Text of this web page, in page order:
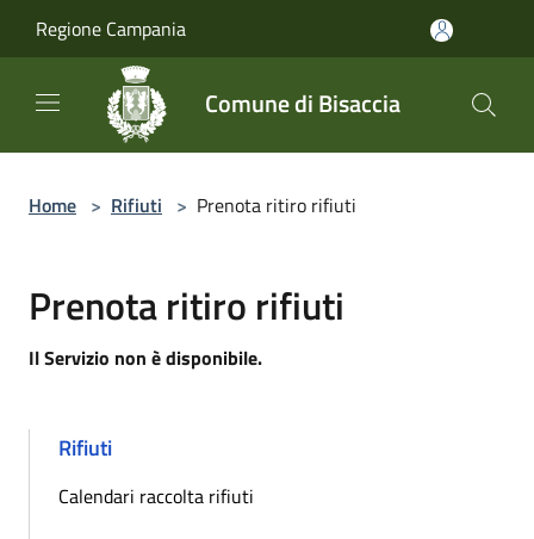
Regione Campania
Comune di Bisaccia
Home > Rifiuti > Prenota ritiro rifiuti
Prenota ritiro rifiuti
Il Servizio non è disponibile.
Rifiuti
Calendari raccolta rifiuti